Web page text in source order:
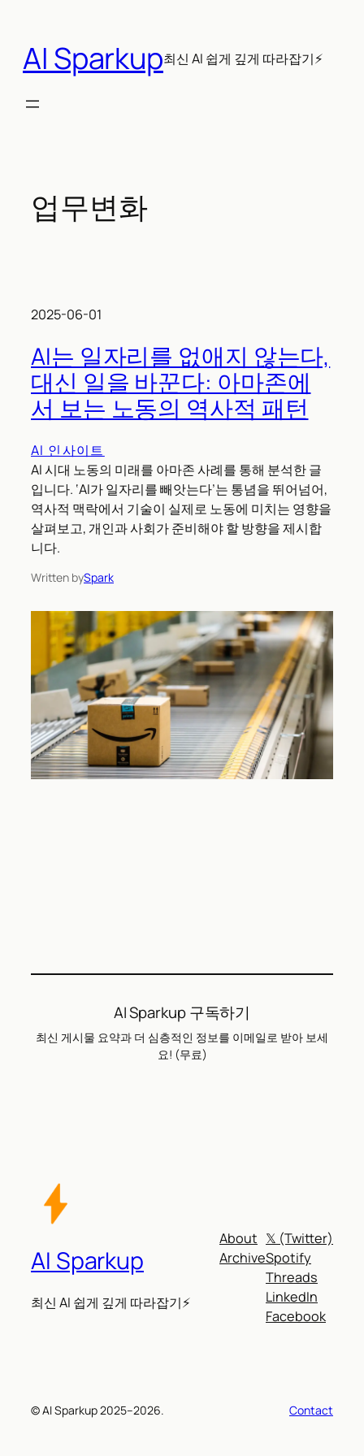
AI Sparkup최신 AI 쉽게 깊게 따라잡기⚡
업무변화
2025-06-01
AI는 일자리를 없애지 않는다,
대신 일을 바꾼다: 아마존에
서 보는 노동의 역사적 패턴
AI 인사이트
AI 시대 노동의 미래를 아마존 사례를 통해 분석한 글
입니다. ‘AI가 일자리를 빼앗는다’는 통념을 뛰어넘어,
역사적 맥락에서 기술이 실제로 노동에 미치는 영향을
살펴보고, 개인과 사회가 준비해야 할 방향을 제시합
니다.
Written bySpark
AI Sparkup 구독하기
최신 게시물 요약과 더 심층적인 정보를 이메일로 받아 보세
요! (무료)
AI Sparkup
최신 AI 쉽게 깊게 따라잡기⚡
About
Archive
𝕏 (Twitter)
Spotify
Threads
LinkedIn
Facebook
© AI Sparkup 2025–2026. Contact